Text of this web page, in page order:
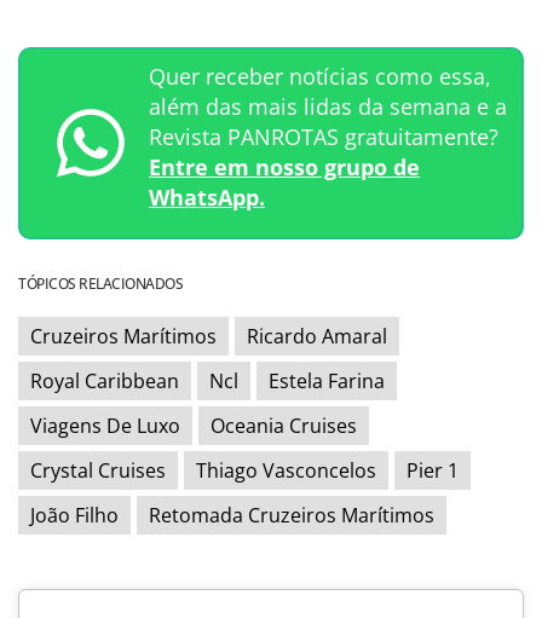
Quer receber notícias como essa,
além das mais lidas da semana e a
Revista PANROTAS gratuitamente?
Entre em nosso grupo de
WhatsApp.
TÓPICOS RELACIONADOS
Cruzeiros Marítimos
Ricardo Amaral
Royal Caribbean
Ncl
Estela Farina
Viagens De Luxo
Oceania Cruises
Crystal Cruises
Thiago Vasconcelos
Pier 1
João Filho
Retomada Cruzeiros Marítimos